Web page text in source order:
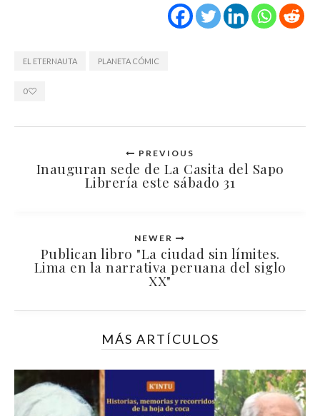
EL ETERNAUTA PLANETA CÓMIC
0
PREVIOUS
Inauguran sede de La Casita del Sapo
Librería este sábado 31
NEWER
Publican libro "La ciudad sin límites.
Lima en la narrativa peruana del siglo
XX"
MÁS ARTÍCULOS